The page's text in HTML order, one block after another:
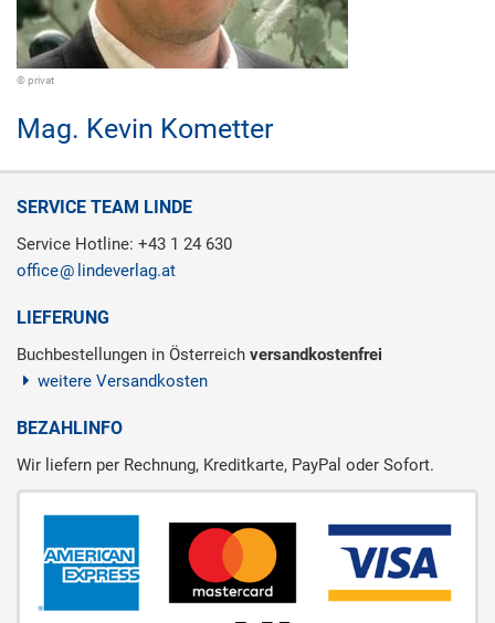
© privat
Mag. Kevin Kometter
SERVICE TEAM LINDE
Service Hotline: +43 1 24 630
office
lindeverlag.at
LIEFERUNG
Buchbestellungen in Österreich versandkostenfrei
weitere Versandkosten
BEZAHLINFO
Wir liefern per Rechnung, Kreditkarte, PayPal oder Sofort.